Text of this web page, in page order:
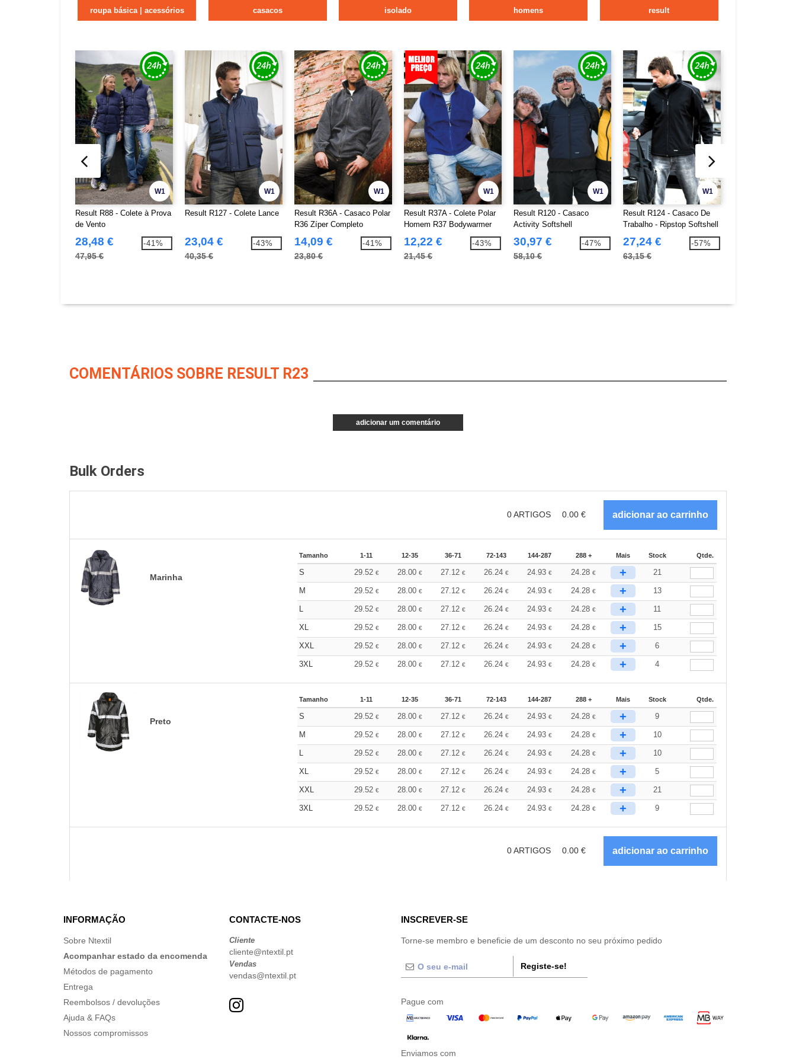
roupa básica | acessórios casacos isolado homens result
W1
Result R88 - Colete à Prova
de Vento
28,48 €
47,95 €
-41%
W1
Result R127 - Colete Lance
23,04 €
40,35 €
-43%
W1
Result R36A - Casaco Polar
R36 Zíper Completo
14,09 €
23,80 €
-41%
W1
Result R37A - Colete Polar
Homem R37 Bodywarmer
12,22 €
21,45 €
-43%
W1
Result R120 - Casaco
Activity Softshell
30,97 €
58,10 €
-47%
W1
Result R124 - Casaco De
Trabalho - Ripstop Softshell
27,24 €
63,15 €
-57%
COMENTÁRIOS SOBRE RESULT R23
adicionar um comentário
Bulk Orders
0ARTIGOS 0.00 €
Marinha
Tamanho 1-11 12-35 36-71 72-143 144-287 288 + Mais Stock Qtde.
S 29.52 € 28.00 € 27.12 € 26.24 € 24.93€ 24.28€ + 21
M 29.52 € 28.00 € 27.12 € 26.24 € 24.93€ 24.28€ + 13
29.52 € 28.00 € 27.12 € 26.24 € 24.93€ 24.28€ + 11
XL 29.52 € 28.00 € 27.12 € 26.24 € 24.93€ 24.28€ + 15
XXL 29.52 € 28.00 € 27.12 € 26.24 € 24.93€ 24.28€ + 6
3XL 29.52 € 28.00 € 27.12 € 26.24 € 24.93€ 24.28€ + 4
Preto
Tamanho 1-11 12-35 36-71 72-143 144-287 288 + Mais Stock Qtde.
S 29.52 € 28.00 € 27.12 € 26.24 € 24.93€ 24.28€ + 9
M 29.52 € 28.00 € 27.12 € 26.24 € 24.93€ 24.28€ + 10
29.52 € 28.00 € 27.12 € 26.24 € 24.93€ 24.28€ + 10
XL 29.52 € 28.00 € 27.12 € 26.24 € 24.93€ 24.28€ + 5
XXL 29.52 € 28.00 € 27.12 € 26.24 € 24.93€ 24.28€ + 21
3XL 29.52 € 28.00 € 27.12 € 26.24 € 24.93€ 24.28€ + 9
0ARTIGOS 0.00 €
INFORMAÇÃO
Sobre Ntextil
Acompanhar estado da encomenda
Métodos de pagamento
Entrega
Reembolsos / devoluções
Ajuda & FAQs
Nossos compromissos
CONTACTE-NOS
Cliente
cliente@ntextil.pt
Vendas
vendas@ntextil.pt
INSCREVER-SE
Torne-se membro e beneficie de um desconto no seu próximo pedido
Registe-se!
Pague com
Enviamos com